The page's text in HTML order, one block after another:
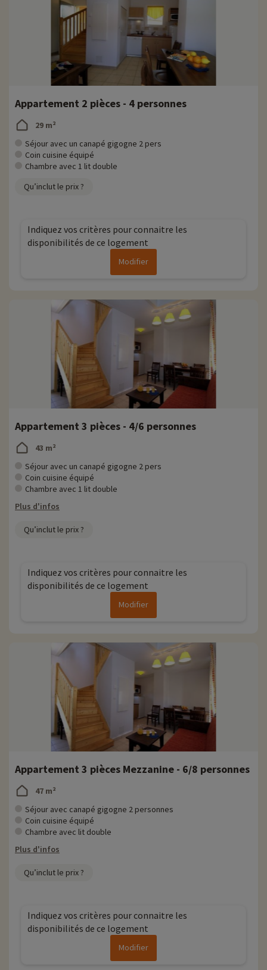
Appartement 2 pièces - 4 personnes
29 m²
Séjour avec un canapé gigogne 2 pers
Coin cuisine équipé
Chambre avec 1 lit double
Qu’inclut le prix ?
Indiquez vos critères pour connaitre les
disponibilités de ce logement
Modifier
Appartement 3 pièces - 4/6 personnes
43 m²
Séjour avec un canapé gigogne 2 pers
Coin cuisine équipé
Chambre avec 1 lit double
Plus d'infos
Qu’inclut le prix ?
Indiquez vos critères pour connaitre les
disponibilités de ce logement
Modifier
Appartement 3 pièces Mezzanine - 6/8 personnes
47 m²
Séjour avec canapé gigogne 2 personnes
Coin cuisine équipé
Chambre avec lit double
Plus d'infos
Qu’inclut le prix ?
Indiquez vos critères pour connaitre les
disponibilités de ce logement
Modifier